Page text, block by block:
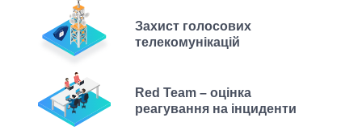
Захист голосових
телекомунікацій
Red Team – оцінка
реагування на інциденти